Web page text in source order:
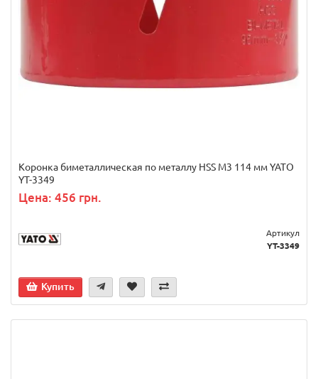
Коронка биметаллическая по металлу HSS M3 114 мм YATO
YT-3349
Цена: 456 грн.
Артикул
YT-3349
Купить